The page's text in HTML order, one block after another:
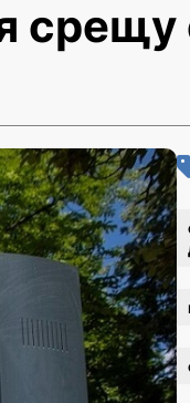
срещу